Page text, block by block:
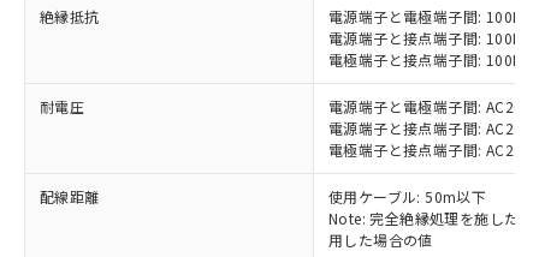
絶縁抵抗
電源端子と電極端子間:
電源端子と接点端子間:
電極端子と接点端子間:
耐電圧
電源端子と電極端子間:
電源端子と接点端子間:
電極端子と接点端子間:
配線距離
使用ケーブル: 50m以下
Note: 完全絶縁処理を施した
用した場合の値
ことをご了承ください。
在庫状況および標準価格照会結果は、
記載している更新日時点での社内デー
タに基づき作成されるものであり、閲
覧された時点での実際の在庫および標
準価格とは異なる場合があることをご
正式な納期状況および標準価格はお客
様のお取引先、またはお客様担当のオ
ムロン制御機器販売店・当社販売員に
むを得ず変更することがあります。
六価クロム(Cr(Ⅵ)) 1000ppm以下、ポリ臭化ビフェニル
類(PBB) 1000ppm以下、ポリ臭化ジフェニルエーテル類
ルベンジル（BBP） 1000ppm以下、フタル酸ジブチル
（DBP） 1000ppm以下、フタル酸ジイソブチル
「－」：未確認です。当社販売部門へお問
*中国RoHS10物質の基準値 (GB/T26572)：
Pb(鉛) :1000ppm、 Hg(水銀) : 1000ppm、 Cd(カドミウ
Cr(Ⅵ)(六価クロム) : 1000ppm、 PBBs(ポリ臭化ビフェ
ニル類) : 1000ppm、 PBDEs(ポリ臭化ジフェニルエーテ
ル類) : 1000ppm、
DBP(フタル酸ジブチル) : 1000ppm、 DIBP(フタル酸ジ
イソブチル) : 1000ppm、 BBP(フタル酸ブチルベンジ
当社は、これら貴社製品のうち、外国
為替および外国貿易法に定める商品
（以下｢規制貨物等」という）を輸出
または国外への提供する場合は、日本
国政府の輸出許可(または役務取引許
可)を取得するなどの必要な手続きを
当社は規制貨物を破棄する場合は、完
全に破砕するなど、違法に輸出されな
いよう必要な手段を講じます。
一定数以上の在庫あり
一定数には満たないが在庫あり